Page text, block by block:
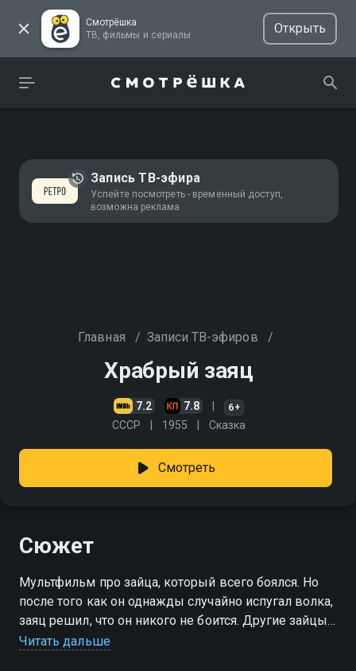
Смотрёшка
ТВ, фильмы и сериалы
Открыть
Запись ТВ-эфира
Успейте посмотреть - временный доступ,
возможна реклама
Главная / Записи ТВ-эфиров /
Храбрый заяц
7.2 7.8 6+
СССР 1955 Сказка
Смотреть
Сюжет
Мультфильм про зайца, который всего боялся. Но
после того как он однажды случайно испугал волка,
заяц решил, что он никого не боится. Другие зайцы
прозвали его Храбрый заяц
Читать дальше